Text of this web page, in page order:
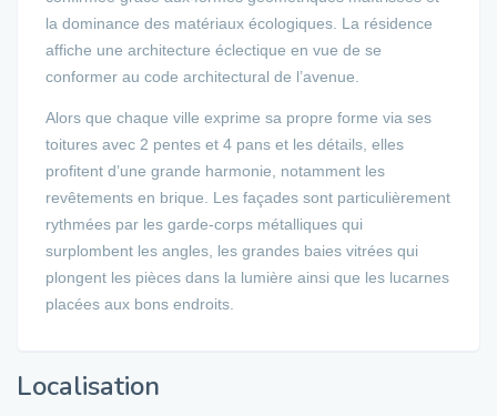
la dominance des matériaux écologiques. La résidence
affiche une architecture éclectique en vue de se
conformer au code architectural de l’avenue.
Alors que chaque ville exprime sa propre forme via ses
toitures avec 2 pentes et 4 pans et les détails, elles
profitent d’une grande harmonie, notamment les
revêtements en brique. Les façades sont particulièrement
rythmées par les garde-corps métalliques qui
surplombent les angles, les grandes baies vitrées qui
plongent les pièces dans la lumière ainsi que les lucarnes
placées aux bons endroits.
Localisation